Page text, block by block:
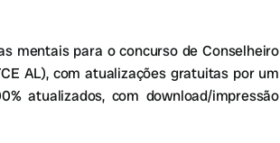
mentais para o concurso de Conselheiro
AL), com atualizações gratuitas por um
atualizados, com download/impressão